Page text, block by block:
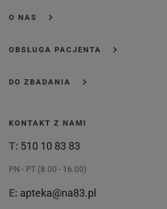
O NAS
OBSŁUGA PACJENTA
DO ZBADANIA
KONTAKT Z NAMI
T: 510 10 83 83
PN - PT (8.00 - 16.00)
E: apteka@na83.pl